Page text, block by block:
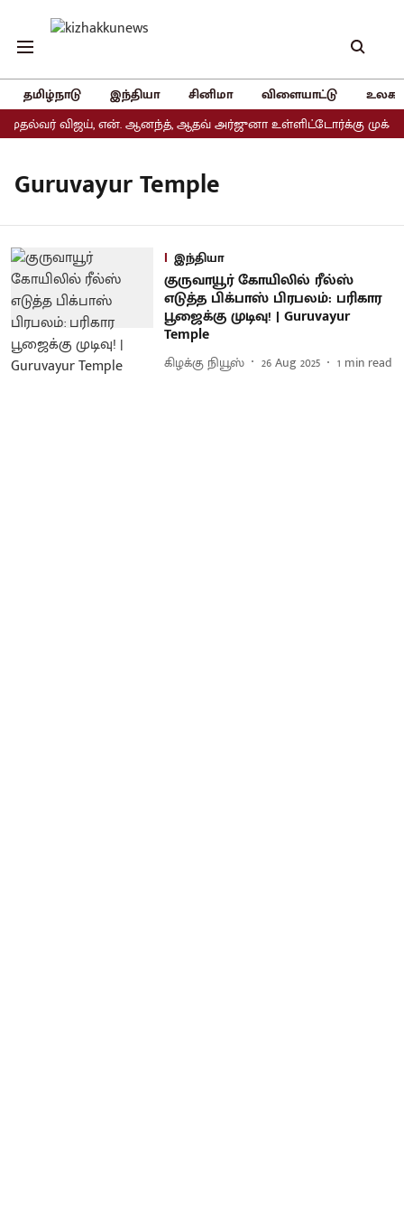
தமிழ்நாடு இந்தியா சினிமா விளையாட்டு
விஜய், என். ஆனந்த், ஆதவ் அர்ஜுனா உள்ளிட்டோர்க்கு முக்கிய
Guruvayur Temple
இந்தியா
குருவாயூர் கோயிலில் ரீல்ஸ்
எடுத்த பிக்பாஸ் பிரபலம்: பரிகார
பூஜைக்கு முடிவு! | Guruvayur
Temple
கிழக்கு நியூஸ் 26 Aug 2025 1 min read